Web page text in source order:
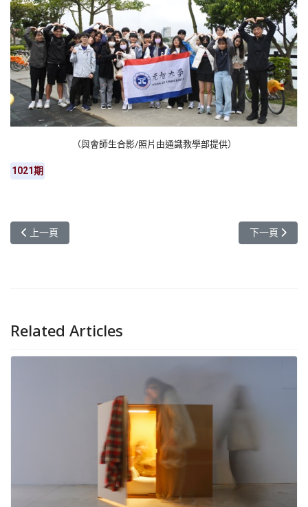
（與會師生合影/照片由通識教學部提供）
1021期
上一篇文章: 元智攜手 Hahow 及隆中向上教育基金會 打造線上自主
上一頁 下一篇文章:
下一頁
Related Articles